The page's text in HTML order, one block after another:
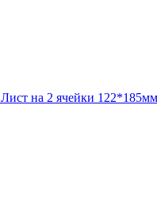
Лист на 2 ячейки